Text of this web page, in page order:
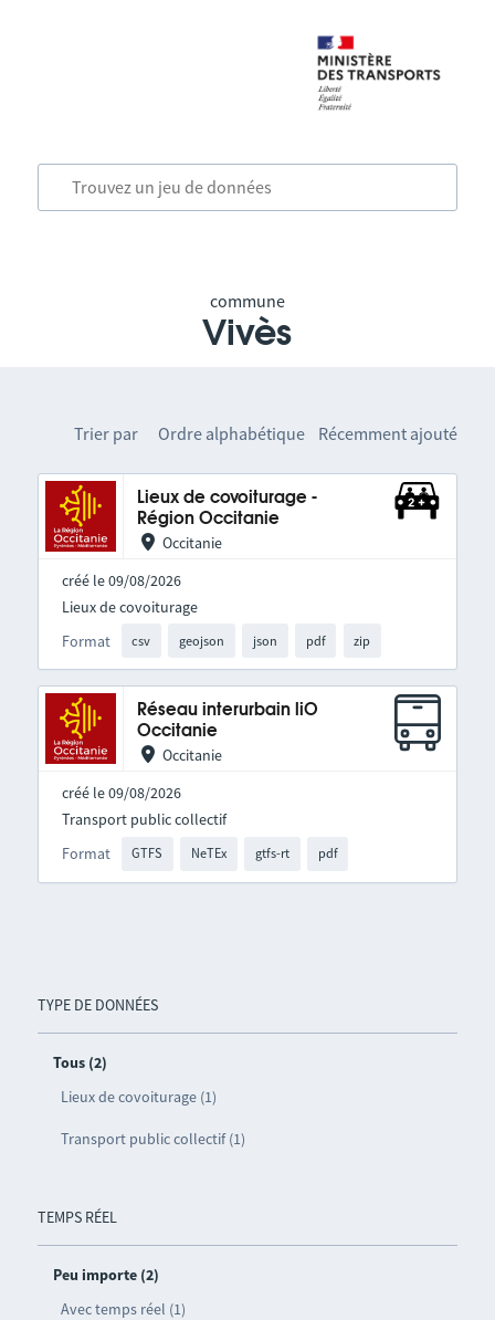
commune
Vivès
TYPE DE DONNÉES
Tous (2)
Lieux de covoiturage (1)
Transport public collectif (1)
TEMPS RÉEL
Peu importe (2)
Avec temps réel (1)
Trier par Ordre alphabétique Récemment ajouté
Lieux de covoiturage -
Région Occitanie
Occitanie
créé le 09/08/2026
Format csv geojson json pdf zip
Lieux de covoiturage
Réseau interurbain liO
Occitanie
Occitanie
créé le 09/08/2026
Format GTFS NeTEx gtfs-rt pdf
Transport public collectif